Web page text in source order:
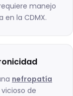
manejo
la CDMX.
nefropatía
de